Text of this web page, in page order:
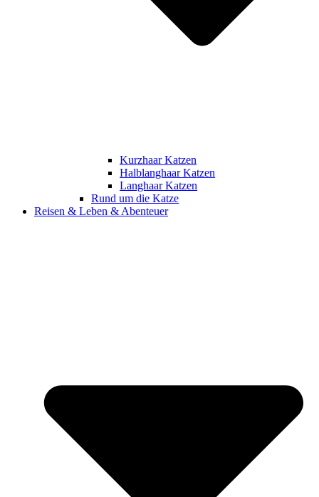
Kurzhaar Katzen
Halblanghaar Katzen
Langhaar Katzen
Rund um die Katze
Reisen & Leben & Abenteuer